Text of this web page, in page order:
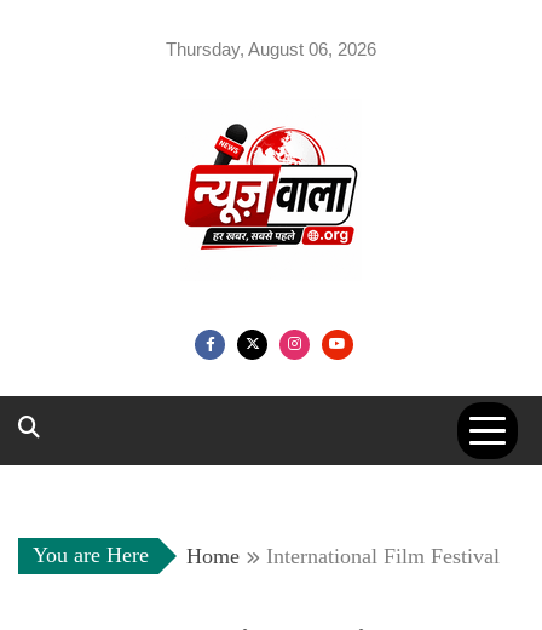
Thursday, August 06, 2026
You are Here Home International Film Festival